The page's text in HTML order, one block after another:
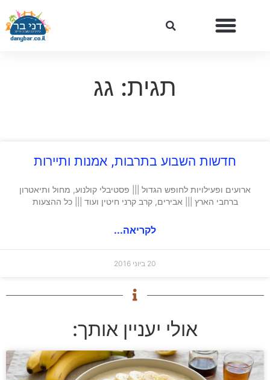
תגית: גג
חדשות השבוע בתרבות, אמנות ותיירות
ארועים ופעילויות לחופש הגדול ||| פסטיבלי קולנוע, מחול ותיאטרון
ברחבי הארץ ||| אבירים, קרב קרני חיטין ועוד ||| כל ההצעות
לקריאה...
20 ביוני 2016
אולי יעניין אותך: